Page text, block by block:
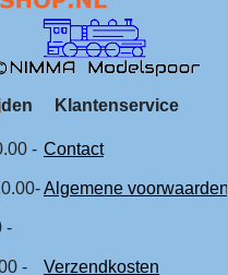
Klantenservice
- Contact
Algemene voorwaarden
-
-
Verzendkosten